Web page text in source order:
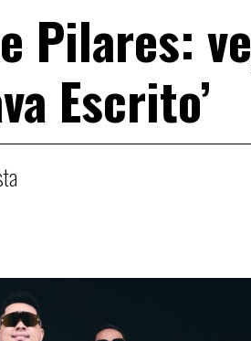
Pilares:
Escrito’